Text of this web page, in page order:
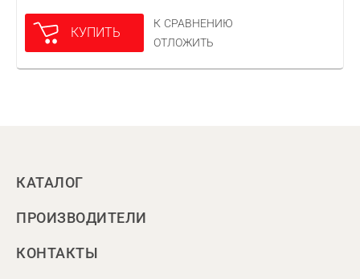
КУПИТЬ
К СРАВНЕНИЮ
ОТЛОЖИТЬ
КАТАЛОГ
ПРОИЗВОДИТЕЛИ
КОНТАКТЫ